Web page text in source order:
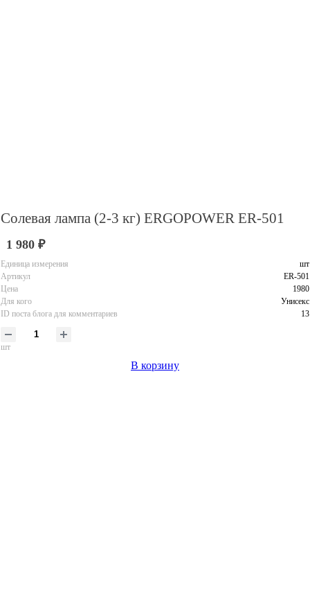
Солевая лампа (2-3 кг) ERGOPOWER ER-501
1 980 ₽
Единица измерения
шт
Артикул
ER-501
Цена
1980
Для кого
Унисекс
ID поста блога для комментариев
13
шт
В корзину